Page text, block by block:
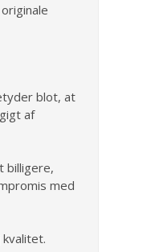
blot, at
af
billigere,
med